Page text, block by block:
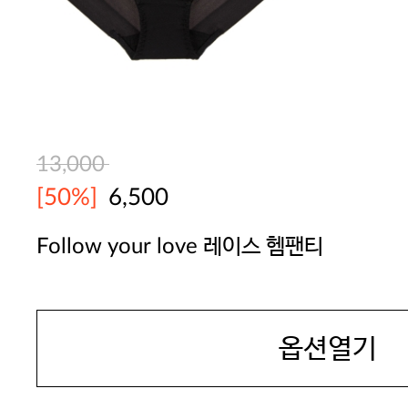
13,000
[50%] 6,500
Follow your love 레이스 헴팬티
옵션열기